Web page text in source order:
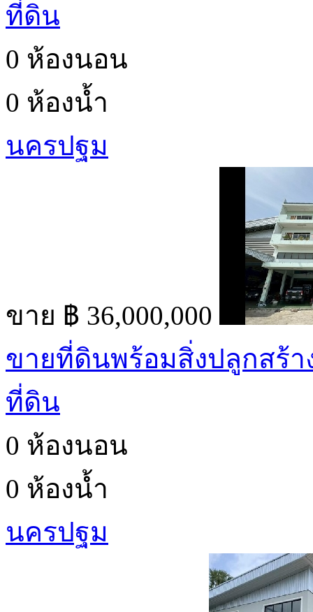
ที่ดิน
0 ห้องนอน
0 ห้องน้ำ
นครปฐม
ขาย ฿ 36,000,000
ขายที่ดินพร้อมสิ่งปลูกสร้
ที่ดิน
0 ห้องนอน
0 ห้องน้ำ
นครปฐม